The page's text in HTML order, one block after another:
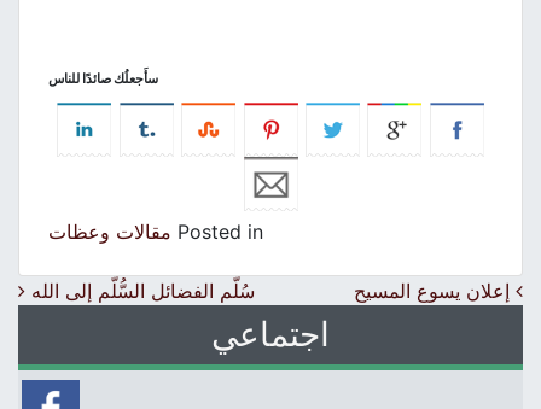
سأَجعلُك صائدًا للناس
Posted in مقالات وعظات
Post navigation
إعلان يسوع المسيح سُلَّم الفضائل السُّلَّم إلى الله
اجتماعي